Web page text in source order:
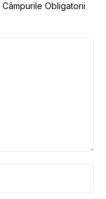
Câmpurile Obligatorii